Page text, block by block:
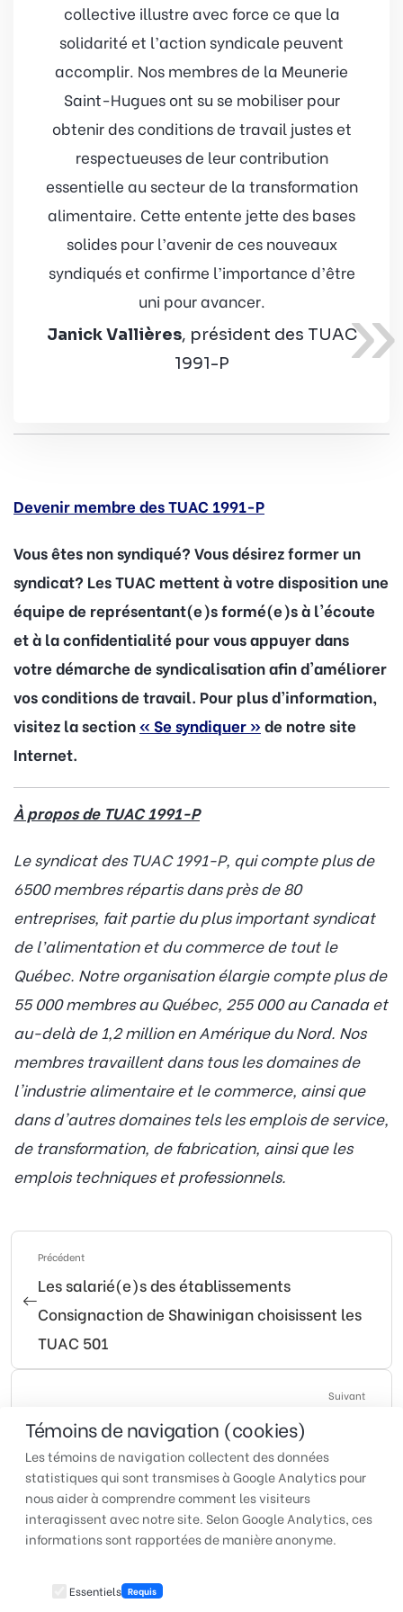
Témoins de navigation (cookies)
Les témoins de navigation collectent des données
statistiques qui sont transmises à Google Analytics pour
nous aider à comprendre comment les visiteurs
interagissent avec notre site. Selon Google Analytics, ces
informations sont rapportées de manière anonyme.
Essentiels Requis
»
collective illustre avec force ce que la
solidarité et l’action syndicale peuvent
accomplir. Nos membres de la Meunerie
Saint-Hugues ont su se mobiliser pour
obtenir des conditions de travail justes et
respectueuses de leur contribution
essentielle au secteur de la transformation
alimentaire. Cette entente jette des bases
solides pour l’avenir de ces nouveaux
syndiqués et confirme l’importance d’être
uni pour avancer.
Janick Vallières, président des TUAC
1991-P
Devenir membre des TUAC 1991-P
Vous êtes non syndiqué? Vous désirez former un
syndicat? Les TUAC mettent à votre disposition une
équipe de représentant(e)s formé(e)s à l'écoute
et à la confidentialité pour vous appuyer dans
votre démarche de syndicalisation afin d'améliorer
vos conditions de travail. Pour plus d’information,
visitez la section« Se syndiquer » de notre site
Internet.
À propos de TUAC 1991-P
Le syndicat des TUAC 1991-P, qui compte plus de
6500 membres répartis dans près de 80
entreprises, fait partie du plus important syndicat
de l’alimentation et du commerce de tout le
Québec. Notre organisation élargie compte plus de
55 000 membres au Québec, 255 000 au Canada et
au-delà de 1,2 million en Amérique du Nord. Nos
membres travaillent dans tous les domaines de
l'industrie alimentaire et le commerce, ainsi que
dans d'autres domaines tels les emplois de service,
de transformation, de fabrication, ainsi que les
emplois techniques et professionnels.
Précédent
Les salarié(e)s des établissements
Consignaction de Shawinigan choisissent les
TUAC 501
Suivant
Une entente syndicale solide pour les
syndiqué(e)s de Hershey Canada inc.
TUAC QUÉBEC | Pour faire